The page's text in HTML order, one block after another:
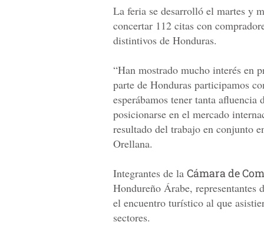
La feria se desarrolló el martes y
concertar 112 citas con
distintivos de Honduras.
“Han mostrado mucho interés en
parte de Honduras participamos
esperábamos tener tanta
posicionarse en el mercado
resultado del trabajo en conjunto
Orellana.
Integrantes de la Cámara de
Hondureño Árabe, representantes
el encuentro turístico al que
sectores.